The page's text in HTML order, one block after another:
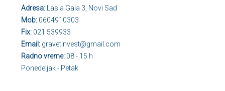
Adresa: Lasla Gala 3, Novi Sad
Mob: 0604910303
Fix: 021 539933
Email: gravetinvest@gmail.com
Radno vreme: 08 - 15 h
Ponedeljak - Petak